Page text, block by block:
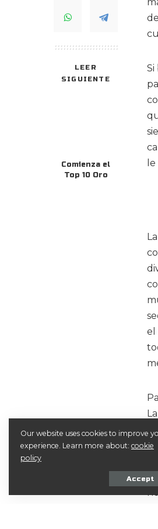
LEER
SIGUIENTE
Comienza el
Top 10 Oro
Si
el
Our website uses cookies to improve
experience. Learn more about: cookie
policy
Accept